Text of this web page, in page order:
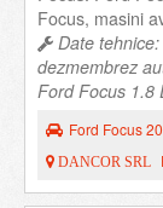
Focus, masini
Date tehnice:
dezmembrez
Ford Focus 1.8
Ford Focus
DANCOR SRL